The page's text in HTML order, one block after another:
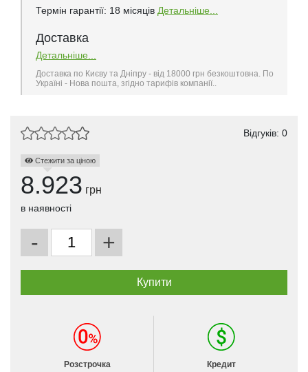
Термін гарантії: 18 місяців Детальніше...
Доставка
Детальніше...
Доставка по Києву та Дніпру - від 18000 грн безкоштовна. По
Україні - Нова пошта, згідно тарифів компанії..
Відгуків: 0
Стежити за ціною
8.923 грн
в наявності
- +
Розстрочка
Кредит